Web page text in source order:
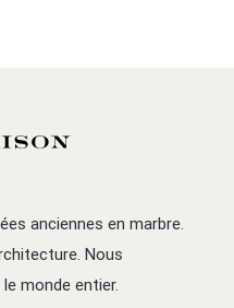
anciennes en marbre.
Nous
monde entier.